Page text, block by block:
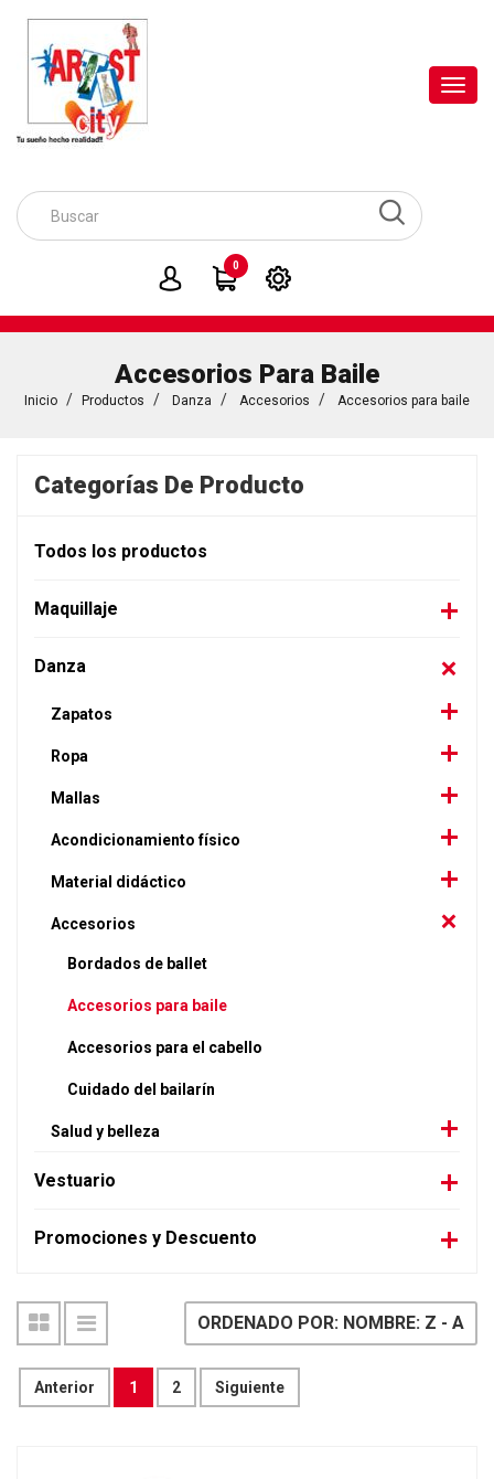
0
Accesorios Para Baile
Inicio Productos Danza Accesorios Accesorios para baile
Categorías De Producto
Todos los productos
Maquillaje
Danza
Zapatos
Ropa
Mallas
Acondicionamiento físico
Material didáctico
Accesorios
Bordados de ballet
Accesorios para baile
Accesorios para el cabello
Cuidado del bailarín
Salud y belleza
Vestuario
Promociones y Descuento
Anterior 1 2 Siguiente
ORDENADO POR: NOMBRE: Z - A